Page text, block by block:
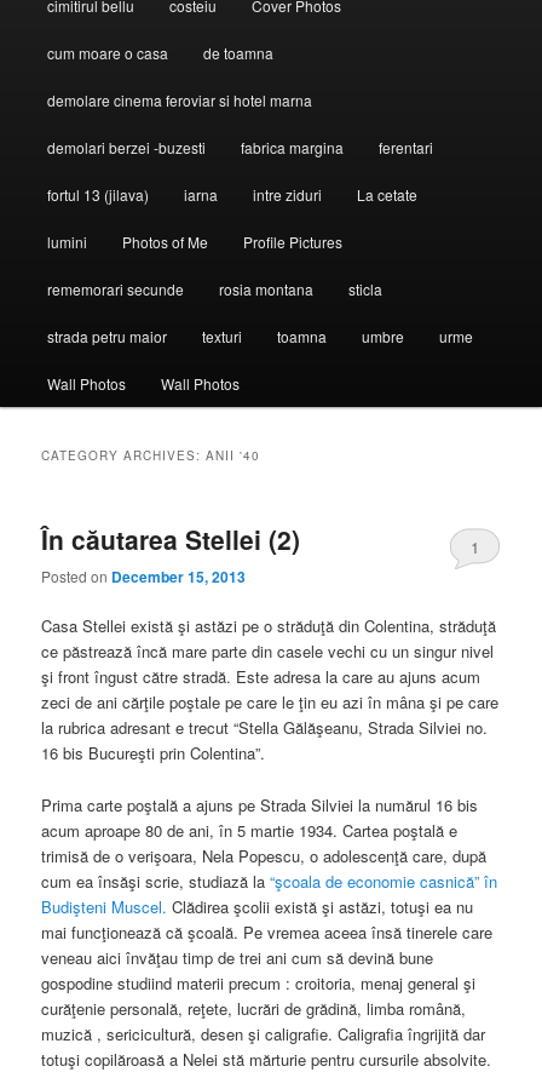
cimitirul bellu costeiu Cover Photos
cum moare o casa de toamna
demolare cinema feroviar si hotel marna
demolari berzei -buzesti fabrica margina ferentari
fortul 13 (jilava) iarna intre ziduri La cetate
lumini Photos of Me Profile Pictures
rememorari secunde rosia montana sticla
strada petru maior texturi toamna umbre urme
Wall Photos Wall Photos
CATEGORY ARCHIVES:ANII '40
În căutarea Stellei (2)
Posted on December 15, 2013
1
Casa Stellei există şi astăzi pe o străduţă din Colentina, străduţă
ce păstrează încă mare parte din casele vechi cu un singur nivel
şi front îngust către stradă. Este adresa la care au ajuns acum
zeci de ani cărţile poştale pe care le ţin eu azi în mâna şi pe care
la rubrica adresant e trecut “Stella Gălăşeanu, Strada Silviei no.
16 bis Bucureşti prin Colentina”.
Prima carte poştală a ajuns pe Strada Silviei la numărul 16 bis
acum aproape 80 de ani, în 5 martie 1934. Cartea poştală e
trimisă de o verişoara, Nela Popescu, o adolescenţă care, după
cum ea însăşi scrie, studiază la“şcoala de economie casnică” în
Budişteni Muscel. Clădirea şcolii există şi astăzi, totuşi ea nu
mai funcţionează că şcoală. Pe vremea aceea însă tinerele care
veneau aici învăţau timp de trei ani cum să devină bune
gospodine studiind materii precum : croitoria, menaj general şi
curăţenie personală, reţete, lucrări de grădină, limba română,
muzică , sericicultură, desen şi caligrafie. Caligrafia îngrijită dar
totuşi copilăroasă a Nelei stă mărturie pentru cursurile absolvite.